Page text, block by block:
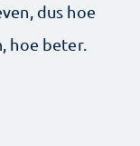
dus hoe
hoe beter.